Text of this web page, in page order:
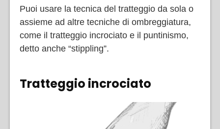
Puoi usare la tecnica del tratteggio da sola o
assieme ad altre tecniche di ombreggiatura,
come il tratteggio incrociato e il puntinismo,
detto anche “stippling”.
Tratteggio incrociato